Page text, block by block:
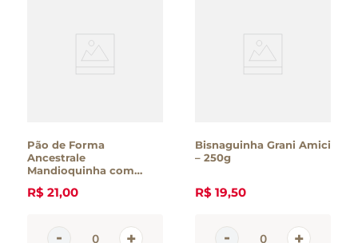
Pão de Forma
Ancestrale
Mandioquinha com
420g
R$ 21,00
Bisnaguinha Grani Amici
– 250g
R$ 19,50